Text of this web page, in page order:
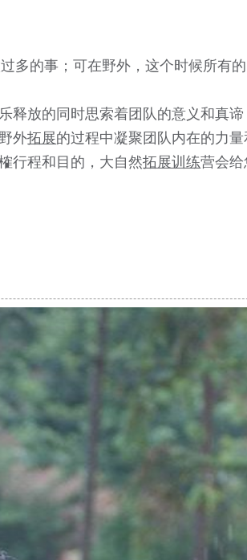
的事；可在野外，这个时候所有
释放的同时思索着团队的意义和真
外拓展的过程中凝聚团队内在的力
行程和目的，大自然拓展训练营会